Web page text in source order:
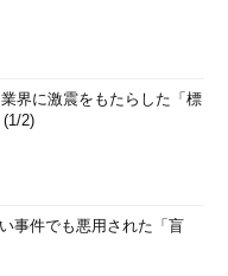
界に激震をもたらした「標
2)
事件でも悪用された「盲